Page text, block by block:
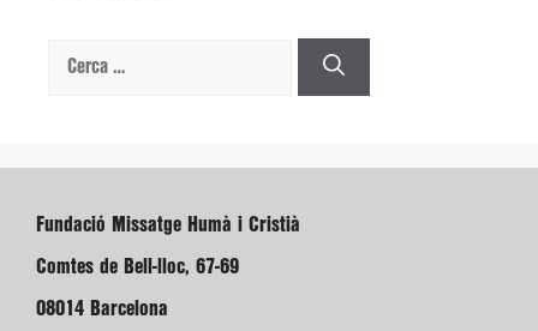
Cerca:
Fundació Missatge Humà i Cristià
Comtes de Bell-lloc, 67-69
08014 Barcelona